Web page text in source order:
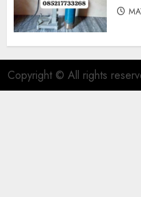
Copyright © All rights